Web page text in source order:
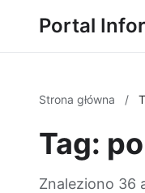
Portal
Strona główna /
Tag:
Znaleziono 36